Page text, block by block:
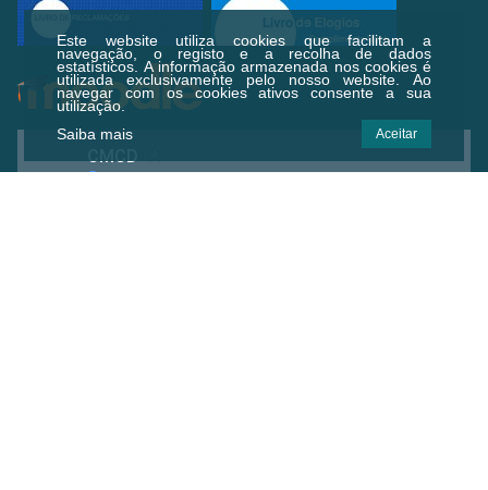
Este website utiliza cookies que facilitam a
navegação, o registo e a recolha de dados
estatísticos.A informação armazenada nos cookies é
utilizada exclusivamente pelo nosso website. Ao
navegar com os cookies ativos consente a sua
utilização.
Saiba mais
Aceitar